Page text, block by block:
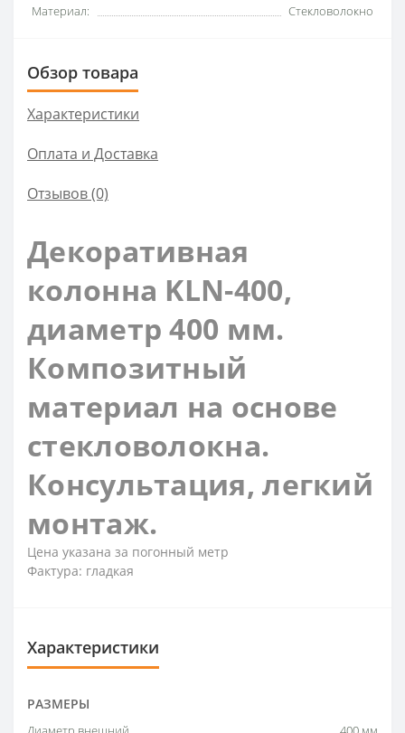
Материал:
Стекловолокно
Обзор товара
Характеристики
Оплата и Доставка
Отзывов (0)
Декоративная
колонна KLN-400,
диаметр 400 мм.
Композитный
материал на основе
стекловолокна.
Консультация, легкий
монтаж.
Цена указана за погонный метр
Фактура: гладкая
Характеристики
РАЗМЕРЫ